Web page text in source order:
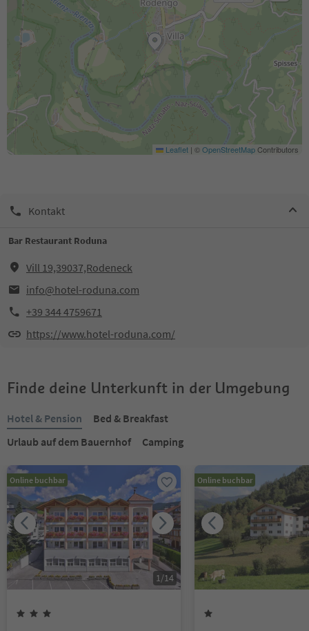
Leaflet | ©OpenStreetMapContributors
Kontakt
Bar Restaurant Roduna
Vill 19,39037,Rodeneck
info@hotel-roduna.com
+39 344 4759671
https://www.hotel-roduna.com/
Finde deine Unterkunft in der Umgebung
Hotel & Pension
Bed & Breakfast
Urlaub auf dem Bauernhof
Camping
Online buchbar
1/14
Online buchbar